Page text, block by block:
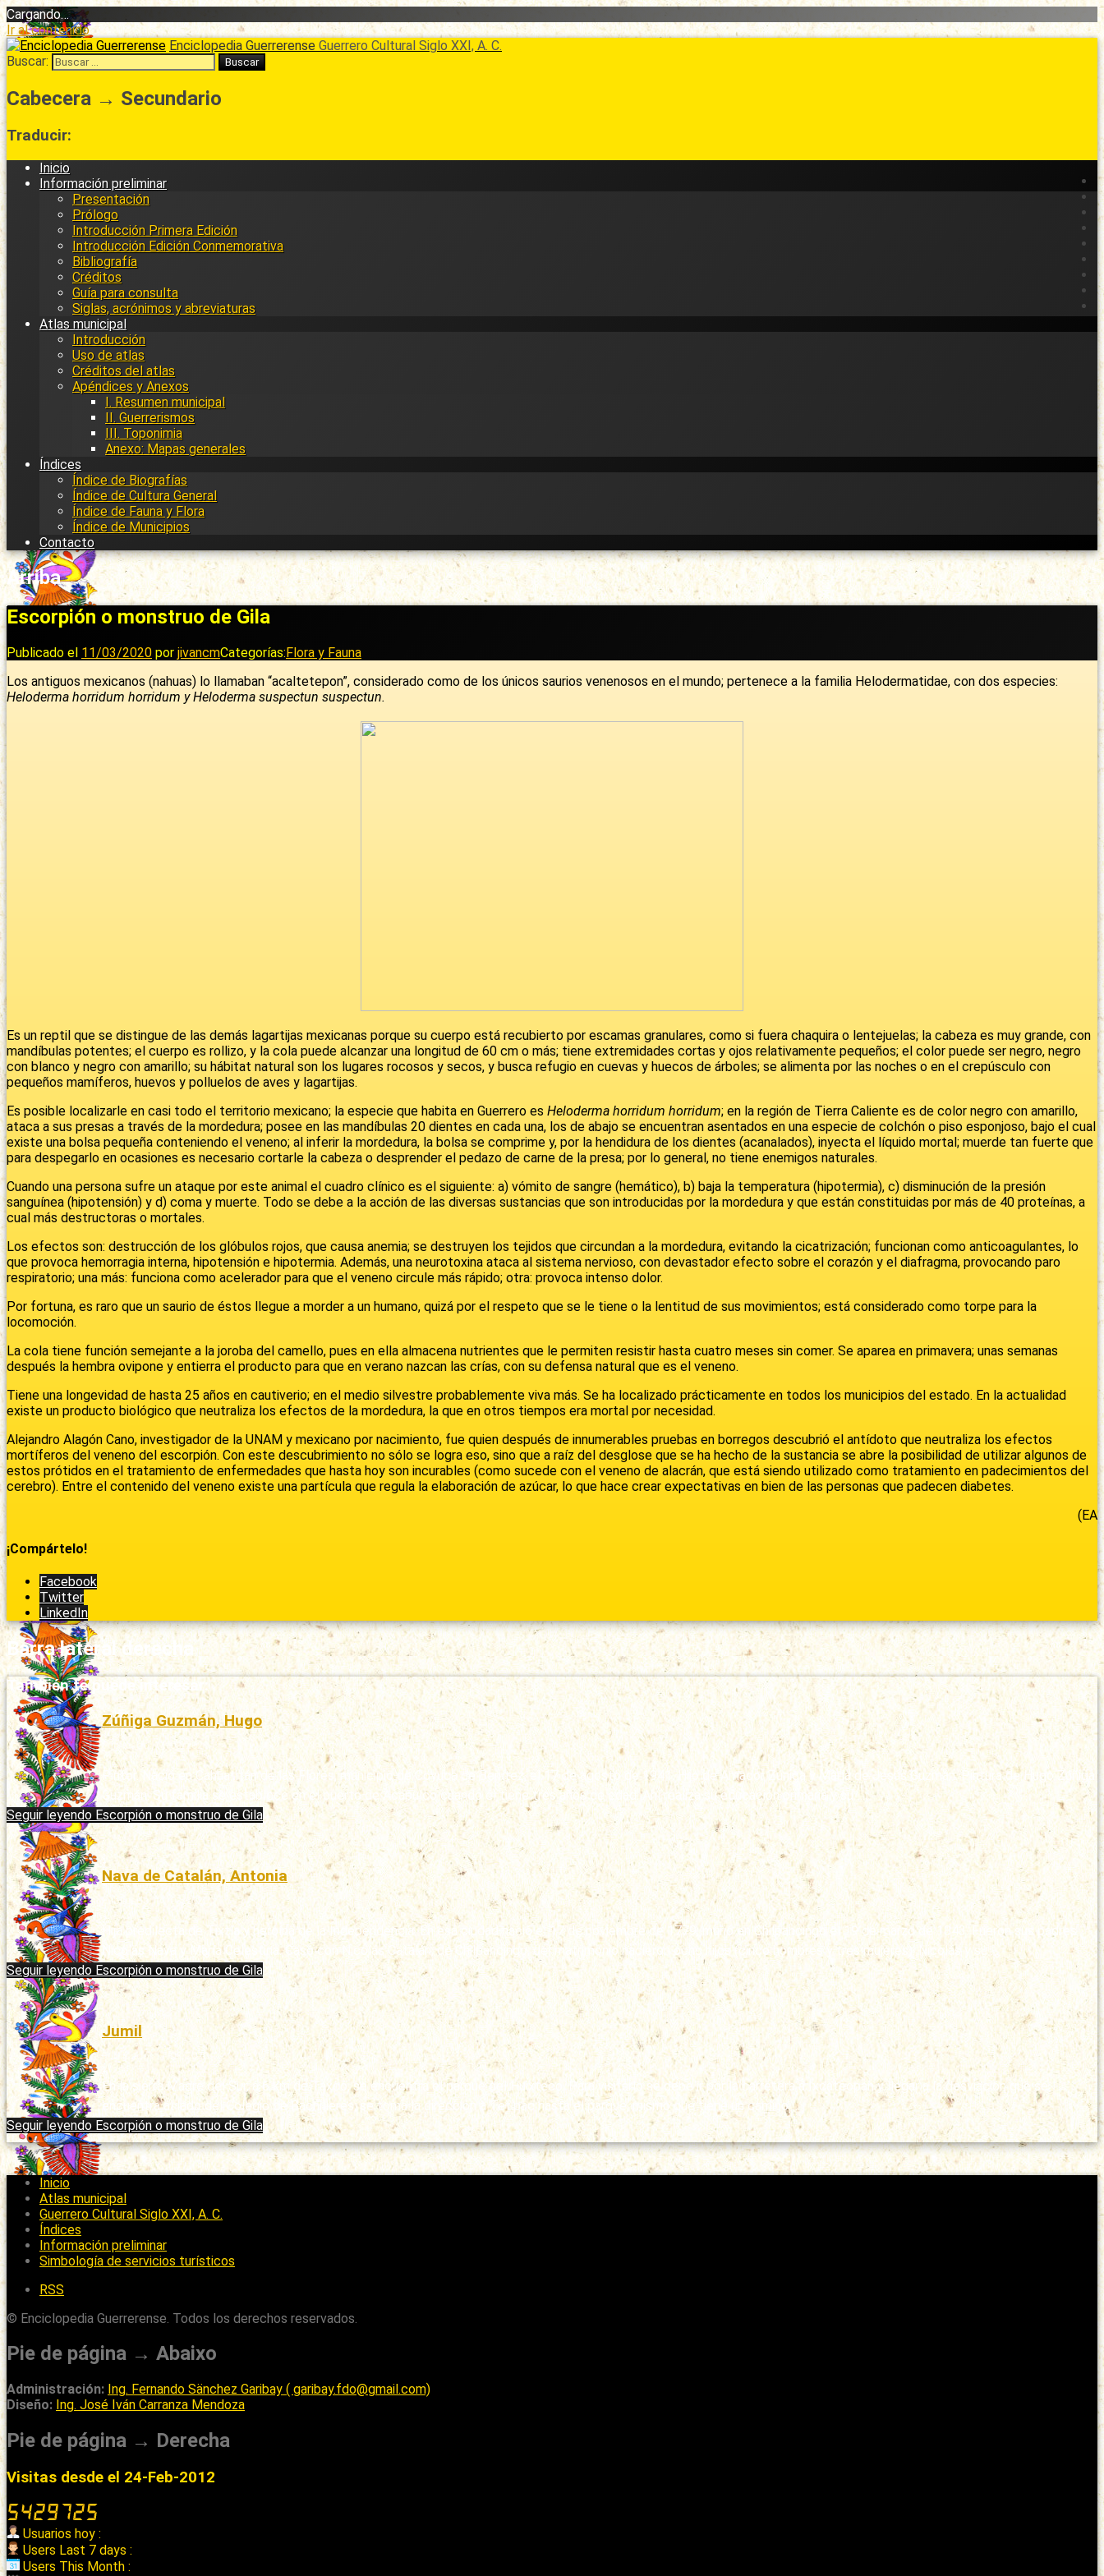
Cargando…
Ir al contenido
Enciclopedia Guerrerense Guerrero Cultural Siglo XXI, A. C.
Buscar:
Cabecera → Secundario
Traducir:
Inicio
Información preliminar
Presentación
Prólogo
Introducción Primera Edición
Introducción Edición Conmemorativa
Bibliografía
Créditos
Guía para consulta
Siglas, acrónimos y abreviaturas
Atlas municipal
Introducción
Uso de atlas
Créditos del atlas
Apéndices y Anexos
I. Resumen municipal
II. Guerrerismos
III. Toponimia
Anexo: Mapas generales
Índices
Índice de Biografías
Índice de Cultura General
Índice de Fauna y Flora
Índice de Municipios
Contacto
Arriba
Escorpión o monstruo de Gila
Publicado el 11/03/2020 por jivancmCategorías: Flora y Fauna
Los antiguos mexicanos (nahuas) lo llamaban “acaltetepon”, considerado como de los únicos saurios venenosos en el mundo; pertenece a la familia Helodermatidae, con dos especies:
Heloderma horridum horridum y Heloderma suspectun suspectun.
Es un reptil que se distingue de las demás lagartijas mexicanas porque su cuerpo está recubierto por escamas granulares, como si fuera chaquira o lentejuelas; la cabeza es muy grande, con
mandíbulas potentes; el cuerpo es rollizo, y la cola puede alcanzar una longitud de 60 cm o más; tiene extremidades cortas y ojos relativamente pequeños; el color puede ser negro, negro
con blanco y negro con amarillo; su hábitat natural son los lugares rocosos y secos, y busca refugio en cuevas y huecos de árboles; se alimenta por las noches o en el crepúsculo con
pequeños mamíferos, huevos y polluelos de aves y lagartijas.
Es posible localizarle en casi todo el territorio mexicano; la especie que habita en Guerrero es Heloderma horridum horridum; en la región de Tierra Caliente es de color negro con amarillo,
ataca a sus presas a través de la mordedura; posee en las mandíbulas 20 dientes en cada una, los de abajo se encuentran asentados en una especie de colchón o piso esponjoso, bajo el cual
existe una bolsa pequeña conteniendo el veneno; al inferir la mordedura, la bolsa se comprime y, por la hendidura de los dientes (acanalados), inyecta el líquido mortal; muerde tan fuerte que
para despegarlo en ocasiones es necesario cortarle la cabeza o desprender el pedazo de carne de la presa; por lo general, no tiene enemigos naturales.
Cuando una persona sufre un ataque por este animal el cuadro clínico es el siguiente: a) vómito de sangre (hemático), b) baja la temperatura (hipotermia), c) disminución de la presión
sanguínea (hipotensión) y d) coma y muerte. Todo se debe a la acción de las diversas sustancias que son introducidas por la mordedura y que están constituidas por más de 40 proteínas, a
cual más destructoras o mortales.
Los efectos son: destrucción de los glóbulos rojos, que causa anemia; se destruyen los tejidos que circundan a la mordedura, evitando la cicatrización; funcionan como anticoagulantes, lo
que provoca hemorragia interna, hipotensión e hipotermia. Además, una neurotoxina ataca al sistema nervioso, con devastador efecto sobre el corazón y el diafragma, provocando paro
respiratorio; una más: funciona como acelerador para que el veneno circule más rápido; otra: provoca intenso dolor.
Por fortuna, es raro que un saurio de éstos llegue a morder a un humano, quizá por el respeto que se le tiene o la lentitud de sus movimientos; está considerado como torpe para la
locomoción.
La cola tiene función semejante a la joroba del camello, pues en ella almacena nutrientes que le permiten resistir hasta cuatro meses sin comer. Se aparea en primavera; unas semanas
después la hembra ovipone y entierra el producto para que en verano nazcan las crías, con su defensa natural que es el veneno.
Tiene una longevidad de hasta 25 años en cautiverio; en el medio silvestre probablemente viva más. Se ha localizado prácticamente en todos los municipios del estado. En la actualidad
existe un producto biológico que neutraliza los efectos de la mordedura, la que en otros tiempos era mortal por necesidad.
Alejandro Alagón Cano, investigador de la UNAM y mexicano por nacimiento, fue quien después de innumerables pruebas en borregos descubrió el antídoto que neutraliza los efectos
mortíferos del veneno del escorpión. Con este descubrimiento no sólo se logra eso, sino que a raíz del desglose que se ha hecho de la sustancia se abre la posibilidad de utilizar algunos de
estos prótidos en el tratamiento de enfermedades que hasta hoy son incurables (como sucede con el veneno de alacrán, que está siendo utilizado como tratamiento en padecimientos del
cerebro). Entre el contenido del veneno existe una partícula que regula la elaboración de azúcar, lo que hace crear expectativas en bien de las personas que padecen diabetes.
(EA
¡Compártelo!
Facebook
Twitter
LinkedIn
Barra lateral derecha
También te puede interesar:
Zúñiga Guzmán, Hugo
Publicado: 11/03/2020
Pintor. Nació en Cahuatitán de las Flores, municipio de Coyuca de Benítez, el 17 de agosto de 1941. Hijo de Amador Zúniga y María de Jesús Guzmán. Pintura de Hugo Zúñiga
Guzmán. Su familia se establece en el puerto de Acapulco cuando él tiene tres años de edad. Ahí realiza su educación primaria y su …
Seguir leyendo Escorpión o monstruo de Gila
Nava de Catalán, Antonia
Publicado: 11/03/2020
Hija predilecta de Tixtla y heroína de la Independencia. En esa ciudad nació el 17 de noviembre de 1779; murió en Chilpancingo el 19 de marzo de 1843. Fueron sus padres
Nicolás Nava y María Celestina. Casó con Nicolás Catalán, de Chilpancingo; del matrimonio nacieron ocho hijos (cinco hombres y tres mujeres). Nicolás y su …
Seguir leyendo Escorpión o monstruo de Gila
Jumil
Publicado: 11/03/2020
En la sierra Madre del Sur, a 6 km de Taxco, se encuentra el parque del Huixteco. Para visitarlo se debe ir por la carretera a Ixcateopan y llegar a la desviación que se
encuentra al lado del Colegio de Bachilleres; se toma la dirección a Tetipac hasta el parque, mismo que tiene un camino …
Seguir leyendo Escorpión o monstruo de Gila
Inicio
Atlas municipal
Guerrero Cultural Siglo XXI, A. C.
Índices
Información preliminar
Simbología de servicios turísticos
RSS
© Enciclopedia Guerrerense. Todos los derechos reservados.
Pie de página → Abaixo
Administración: Ing. Fernando Sänchez Garibay ( garibay.fdo@gmail.com)
Diseño: Ing. José Iván Carranza Mendoza
Pie de página → Derecha
Visitas desde el 24-Feb-2012
Usuarios hoy :
Users Last 7 days :
Users This Month :